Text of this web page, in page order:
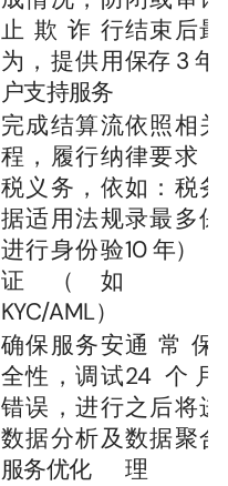
止欺诈行
为，提供用
户支持服务
结束后
保存 3 年
完成结算流
程，履行纳
税义务，依
据适用法规
进行身份验
证（如
KYC/AML）
依照相
律要求
如：税
录最多
10 年）
确保服务安
全性，调试
错误，进行
数据分析及
服务优化
通常保
24 个月
之后将
数据聚
理